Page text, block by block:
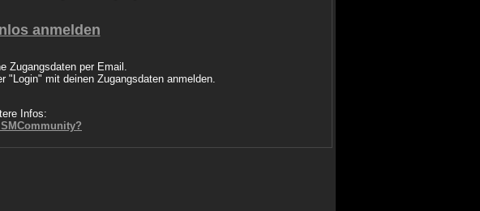
anmelden
Zugangsdaten per Email.
"Login" mit deinen Zugangsdaten anmelden.
Infos: